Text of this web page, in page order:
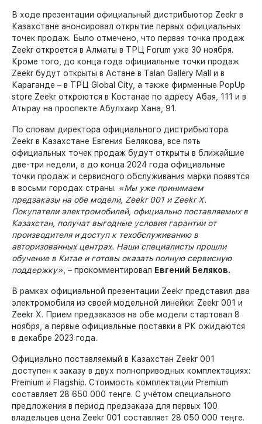
В ходе презентации официальный дистрибьютор Zeekr в
Казахстане анонсировал открытие первых официальных
точек продаж. Было отмечено, что первая точка продаж
Zeekr откроется в Алматы в ТРЦ Forum уже 30 ноября.
Кроме того, до конца года официальные точки продаж
Zeekr будут открыты в Астане в Talan Gallery Mall и в
Караганде – в ТРЦ Global City, а также фирменные PopUp
store Zeekr откроются в Костанае по адресу Абая, 111 и в
Атырау на проспекте Абулхаир Хана, 91.
По словам директора официального дистрибьютора
Zeekr в Казахстане Евгения Белякова, все пять
официальных точек продаж будут открыты в ближайшие
две-три недели, а до конца 2024 года официальные
точки продаж и сервисного обслуживания марки появятся
в восьми городах страны. «Мы уже принимаем
предзаказы на обе модели, Zeekr 001 и Zeekr X.
Покупатели электромобилей, официально поставляемых в
Казахстан, получат выгодные условия гарантии от
производителя и доступ к техобслуживанию в
авторизованных центрах. Наши специалисты прошли
обучение в Китае и готовы оказать полную сервисную
поддержку» , – прокомментировал Евгений Беляков.
В рамках официальной презентации Zeekr представил два
электромобиля из своей модельной линейки: Zeekr 001 и
Zeekr X. Прием предзаказов на обе модели стартовал 8
ноября, а первые официальные поставки в РК ожидаются
в декабре 2023 года.
Официально поставляемый в Казахстан Zeekr 001
доступен к заказу в двух полноприводных комплектациях:
Premium и Flagship. Стоимость комплектации Premium
составляет 28 650 000 теңге. С учётом специального
предложения в период предзаказа для первых 100
владельцев цена Zeekr 001 составляет 28 050 000 теңге.